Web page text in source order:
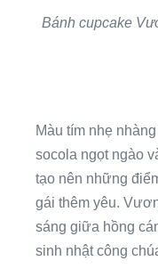
Bánh cupcake
Màu tím nhẹ
socola ngọt ngào
tạo nên những
gái thêm yêu.
sáng giữa hồng
sinh nhật công